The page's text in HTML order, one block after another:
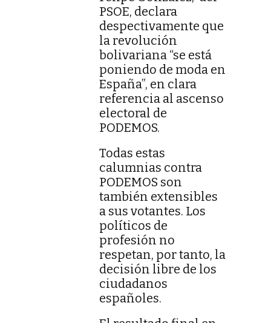
PSOE, declara
despectivamente que
la revolución
bolivariana “se está
poniendo de moda en
España”, en clara
referencia al ascenso
electoral de
PODEMOS.
Todas estas
calumnias contra
PODEMOS son
también extensibles
a sus votantes. Los
políticos de
profesión no
respetan, por tanto, la
decisión libre de los
ciudadanos
españoles.